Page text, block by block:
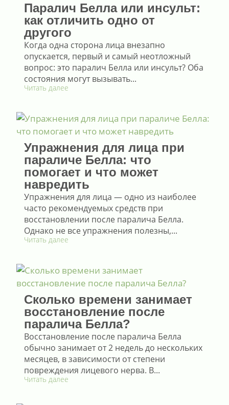
Паралич Белла или инсульт:
как отличить одно от
другого
Когда одна сторона лица внезапно
опускается, первый и самый неотложный
вопрос: это паралич Белла или инсульт? Оба
состояния могут вызывать...
Читать далее
Упражнения для лица при
параличе Белла: что
помогает и что может
навредить
Упражнения для лица — одно из наиболее
часто рекомендуемых средств при
восстановлении после паралича Белла.
Однако не все упражнения полезны,...
Читать далее
Сколько времени занимает
восстановление после
паралича Белла?
Восстановление после паралича Белла
обычно занимает от 2 недель до нескольких
месяцев, в зависимости от степени
повреждения лицевого нерва. В...
Читать далее